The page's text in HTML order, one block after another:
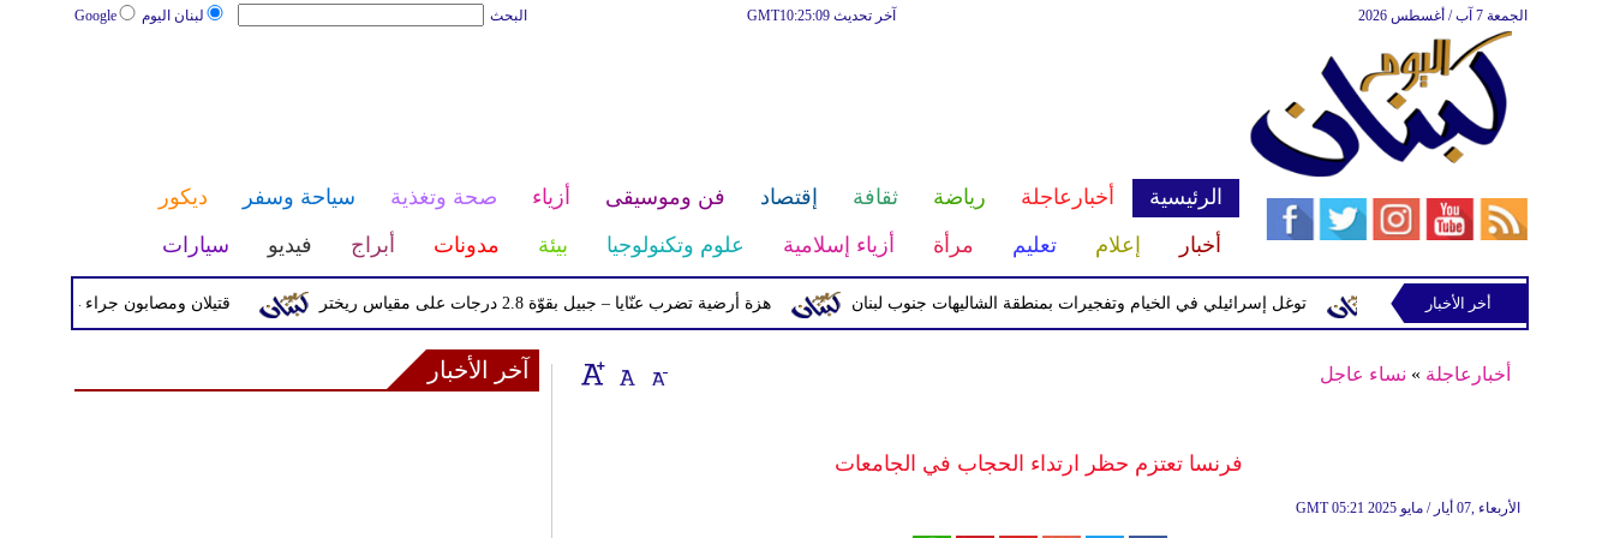
لبنان اليوم Google البحث آخر تحديث GMT10:25:09 الجمعة 7 آب / أغسطس 2026
الرئيسية أخبارعاجلة رياضة ثقافة إقتصاد فن وموسيقى أزياء صحة وتغذية سياحة وسفر
ديكور
أخبار
إعلام تعليم مرأة أزياء إسلامية علوم وتكنولوجيا بيئة مدونات أبراج فيديو سيارات
قتيلان ومصابون جراء 14 غارة إسرائيلية على شرق وجنوب لبنان هزة أرضية تضرب عنّايا – جبيل بقوّة 2.8 درجات على مقياس ريختر توغل إسرائيلي في الخيام وتفجيرات بمنطقة الشاليهات جنوب لبنان في رب ثلاثين
أخر الأخبار
أخبارعاجلة » نساء عاجل
فرنسا تعتزم حظر ارتداء الحجاب في الجامعات
GMT 05:21 2025 الأربعاء ,07 أيار / مايو
آخر الأخبار